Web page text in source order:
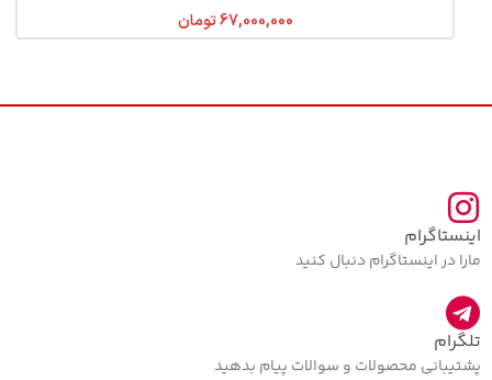
تومان
اینستاگرام
مارا در اینستاگرام دنبال کنید
تلگرام
پشتیبانی محصولات و سوالات پیام بدهید